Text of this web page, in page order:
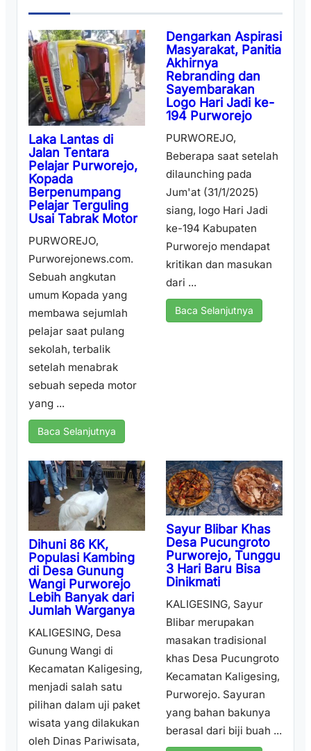
Laka Lantas di
Jalan Tentara
Pelajar Purworejo,
Kopada
Berpenumpang
Pelajar Terguling
Usai Tabrak Motor
PURWOREJO,
Purworejonews.com.
Sebuah angkutan
umum Kopada yang
membawa sejumlah
pelajar saat pulang
sekolah, terbalik
setelah menabrak
sebuah sepeda motor
yang ...
Baca Selanjutnya
Dengarkan Aspirasi
Masyarakat, Panitia
Akhirnya
Rebranding dan
Sayembarakan
Logo Hari Jadi ke-
194 Purworejo
PURWOREJO,
Beberapa saat setelah
dilaunching pada
Jum'at (31/1/2025)
siang, logo Hari Jadi
ke-194 Kabupaten
Purworejo mendapat
kritikan dan masukan
dari ...
Baca Selanjutnya
Dihuni 86 KK,
Populasi Kambing
di Desa Gunung
Wangi Purworejo
Lebih Banyak dari
Jumlah Warganya
KALIGESING, Desa
Gunung Wangi di
Kecamatan Kaligesing,
menjadi salah satu
pilihan dalam uji paket
wisata yang dilakukan
oleh Dinas Pariwisata,
Sayur Blibar Khas
Desa Pucungroto
Purworejo, Tunggu
3 Hari Baru Bisa
Dinikmati
KALIGESING, Sayur
Blibar merupakan
masakan tradisional
khas Desa Pucungroto
Kecamatan Kaligesing,
Purworejo. Sayuran
yang bahan bakunya
berasal dari biji buah ...